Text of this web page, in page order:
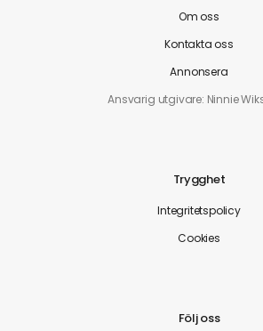
Om oss
Kontakta oss
Annonsera
Ansvarig utgivare: Ninnie
Trygghet
Integritetspolicy
Cookies
Följ oss